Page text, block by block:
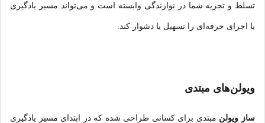
تسلط و تجربه شما در نوازندگی وابسته است و می‌تواند مسیر یادگیری
یا اجرای حرفه‌ای را تسهیل یا دشوار کند.
ویولن‌های مبتدی
ساز ویولن مبتدی برای کسانی طراحی شده که در ابتدای مسیر یادگیری